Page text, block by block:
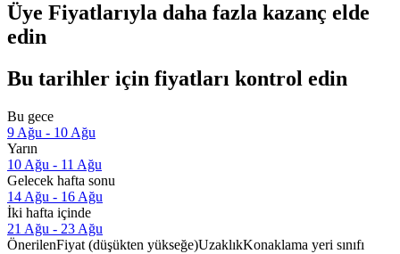
Üye Fiyatlarıyla daha fazla kazanç elde
edin
Bu tarihler için fiyatları kontrol edin
Bu gece
9 Ağu - 10 Ağu
Yarın
10 Ağu - 11 Ağu
Gelecek hafta sonu
14 Ağu - 16 Ağu
İki hafta içinde
21 Ağu - 23 Ağu
ÖnerilenFiyat (düşükten yükseğe)UzaklıkKonaklama yeri sınıfı